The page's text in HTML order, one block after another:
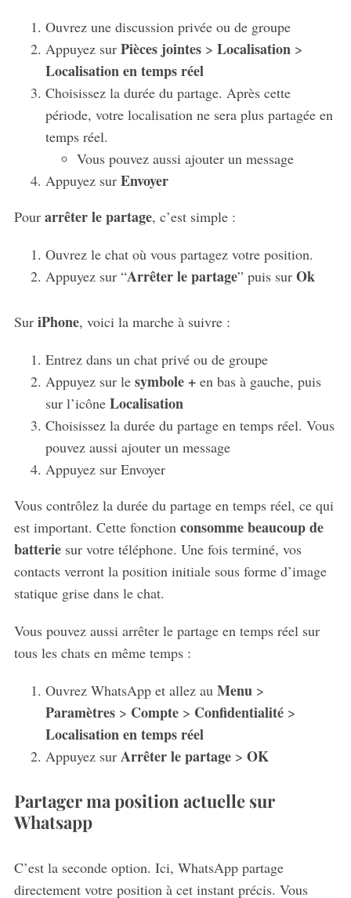
Ouvrez une discussion privée ou de groupe
Appuyez sur Pièces jointes> Localisation>
Localisation en temps réel
Choisissez la durée du partage. Après cette
période, votre localisation ne sera plus partagée en
temps réel.
Vous pouvez aussi ajouter un message
Appuyez sur Envoyer
Pour arrêter le partage, c’est simple :
Ouvrez le chat où vous partagez votre position.
Appuyez sur “Arrêter le partage” puis sur Ok
Sur iPhone, voici la marche à suivre :
Entrez dans un chat privé ou de groupe
Appuyez sur le symbole +en bas à gauche, puis
sur l’icône Localisation
Choisissez la durée du partage en temps réel. Vous
pouvez aussi ajouter un message
Appuyez sur Envoyer
Vous contrôlez la durée du partage en temps réel, ce qui
est important. Cette fonction consomme beaucoup de
batteriesur votre téléphone. Une fois terminé, vos
contacts verront la position initiale sous forme d’image
statique grise dans le chat.
Vous pouvez aussi arrêter le partage en temps réel sur
tous les chats en même temps :
Ouvrez WhatsApp et allez au Menu>
Paramètres> Compte> Confidentialité>
Localisation en temps réel
Appuyez sur Arrêter le partage> OK
Partager ma position actuelle sur
Whatsapp
C’est la seconde option. Ici, WhatsApp partage
directement votre position à cet instant précis. Vous
S
r
c